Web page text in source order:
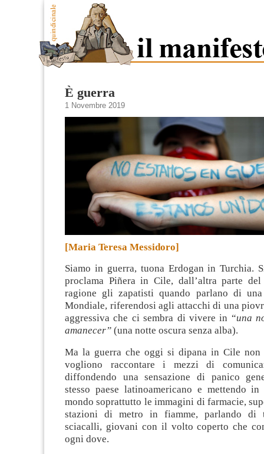
È guerra
1 Novembre 2019
[Maria Teresa Messidoro]
Siamo in guerra, tuona Erdogan in Turchia.
proclama Piñera in Cile, dall’altra parte del
ragione gli zapatisti quando parlano di una
Mondiale, riferendosi agli attacchi di una
aggressiva che ci sembra di vivere in “una
amanecer” (una notte oscura senza alba).
Ma la guerra che oggi si dipana in Cile
vogliono raccontare i mezzi di
diffondendo una sensazione di panico
stesso paese latinoamericano e mettendo
mondo soprattutto le immagini di farmacie,
stazioni di metro in fiamme, parlando di
sciacalli, giovani con il volto coperto che
ogni dove.